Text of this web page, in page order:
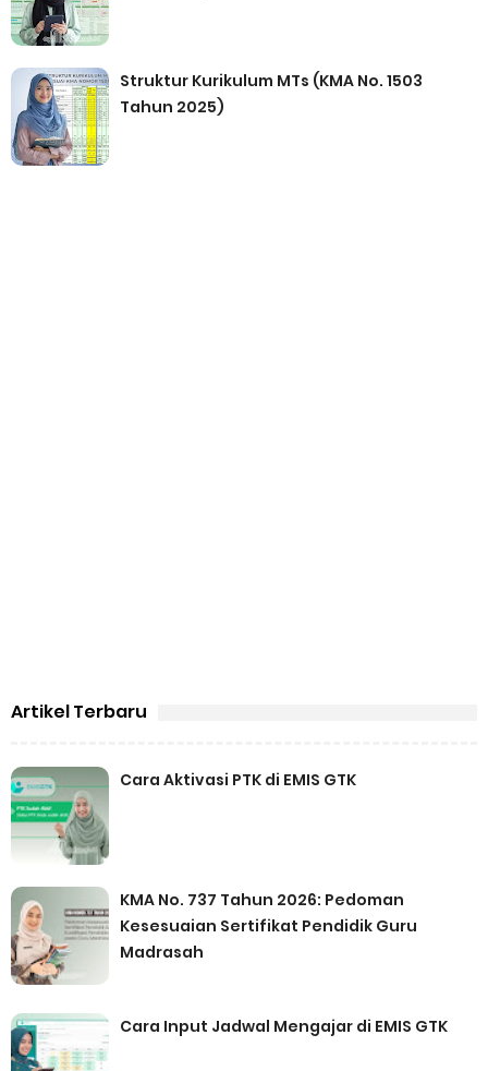
Struktur Kurikulum MTs (KMA No. 1503
Tahun 2025)
Artikel Terbaru
Cara Aktivasi PTK di EMIS GTK
KMA No. 737 Tahun 2026: Pedoman
Kesesuaian Sertifikat Pendidik Guru
Madrasah
Cara Input Jadwal Mengajar di EMIS GTK